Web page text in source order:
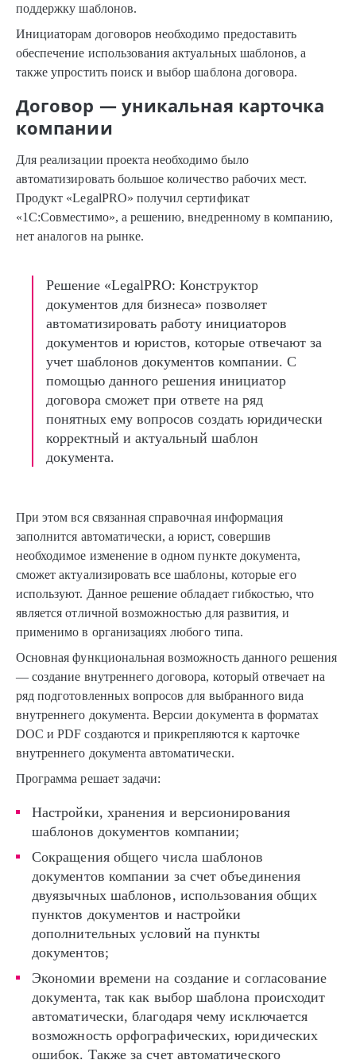
поддержку шаблонов.
Инициаторам договоров необходимо предоставить
обеспечение использования актуальных шаблонов, а
также упростить поиск и выбор шаблона договора.
Договор — уникальная карточка
компании
Для реализации проекта необходимо было
автоматизировать большое количество рабочих мест.
Продукт «LegalPRO» получил сертификат
«1С:Совместимо», а решению, внедренному в компанию,
нет аналогов на рынке.
Решение «LegalPRO: Конструктор
документов для бизнеса» позволяет
автоматизировать работу инициаторов
документов и юристов, которые отвечают за
учет шаблонов документов компании. С
помощью данного решения инициатор
договора сможет при ответе на ряд
понятных ему вопросов создать юридически
корректный и актуальный шаблон
документа.
При этом вся связанная справочная информация
заполнится автоматически, а юрист, совершив
необходимое изменение в одном пункте документа,
сможет актуализировать все шаблоны, которые его
используют. Данное решение обладает гибкостью, что
является отличной возможностью для развития, и
применимо в организациях любого типа.
Основная функциональная возможность данного решения
— создание внутреннего договора, который отвечает на
ряд подготовленных вопросов для выбранного вида
внутреннего документа. Версии документа в форматах
DOC и PDF создаются и прикрепляются к карточке
внутреннего документа автоматически.
Программа решает задачи:
Настройки, хранения и версионирования
шаблонов документов компании;
Сокращения общего числа шаблонов
документов компании за счет объединения
двуязычных шаблонов, использования общих
пунктов документов и настройки
дополнительных условий на пункты
документов;
Экономии времени на создание и согласование
документа, так как выбор шаблона происходит
автоматически, благодаря чему исключается
возможность орфографических, юридических
ошибок. Также за счет автоматического